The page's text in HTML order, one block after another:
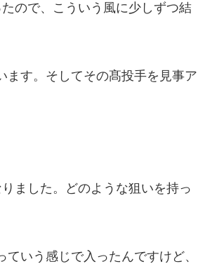
ので、こういう風に少しずつ結
ます。そしてその髙投手を見事ア
ました。どのような狙いを持っ
いう感じで入ったんですけど、